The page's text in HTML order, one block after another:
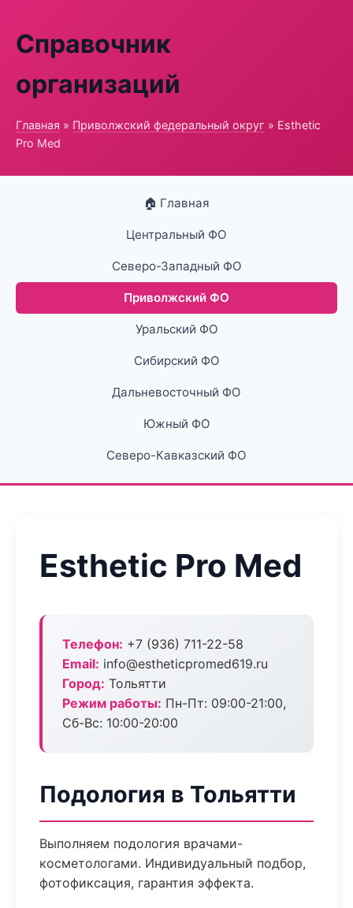
Справочник
организаций
Главная » Приволжский федеральный округ » Esthetic
Pro Med
🏠 Главная
Центральный ФО
Северо-Западный ФО
Приволжский ФО
Уральский ФО
Сибирский ФО
Дальневосточный ФО
Южный ФО
Северо-Кавказский ФО
Esthetic Pro Med
Телефон: +7 (936) 711-22-58
Email: info@estheticpromed619.ru
Город: Тольятти
Режим работы: Пн-Пт: 09:00-21:00,
Сб-Вс: 10:00-20:00
Подология в Тольятти
Выполняем подология врачами-
косметологами. Индивидуальный подбор,
фотофиксация, гарантия эффекта.